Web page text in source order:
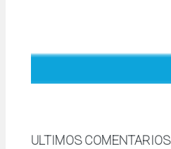
ULTIMOS COMENTARIOS